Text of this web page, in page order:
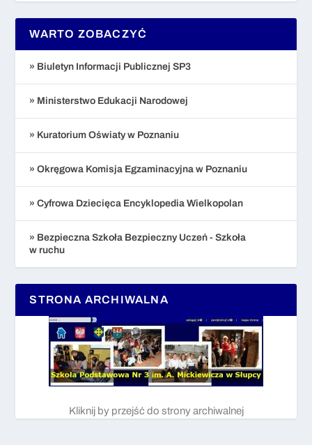
WARTO ZOBACZYĆ
» Biuletyn Informacji Publicznej SP3
» Ministerstwo Edukacji Narodowej
» Kuratorium Oświaty w Poznaniu
» Okręgowa Komisja Egzaminacyjna w Poznaniu
» Cyfrowa Dziecięca Encyklopedia Wielkopolan
» Bezpieczna Szkoła Bezpieczny Uczeń - Szkoła
w ruchu
STRONA ARCHIWALNA
Kliknij by przejść do strony archiwalnej